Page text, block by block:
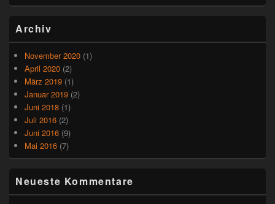
Archiv
November 2020 (1)
April 2020 (2)
März 2019 (1)
Januar 2019 (2)
Juni 2018 (1)
Juli 2016 (2)
Juni 2016 (9)
Mai 2016 (7)
Neueste Kommentare